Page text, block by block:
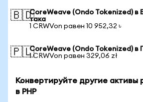
🇧🇩CoreWeave (Ondo Tokenized) в
така
1 CRWVon равен 10 952,32 ৳
🇵🇱CoreWeave (Ondo Tokenized) в
1 CRWVon равен 329,06 zł
Конвертируйте другие активы
в PHP